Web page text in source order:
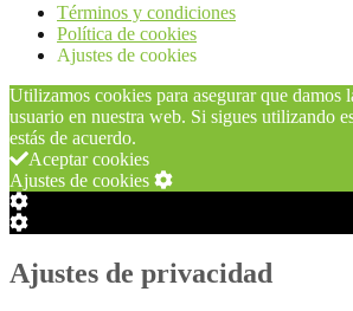
Términos y condiciones
Política de cookies
Ajustes de cookies
Utilizamos cookies para asegurar que damos
usuario en nuestra web. Si sigues utilizando
estás de acuerdo.
Aceptar cookies
Ajustes de cookies
Configuración
de
Box
Configuración
Cookie
Box
Ajustes de privacidad